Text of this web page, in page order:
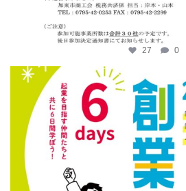
27 0
katosci
6月 12